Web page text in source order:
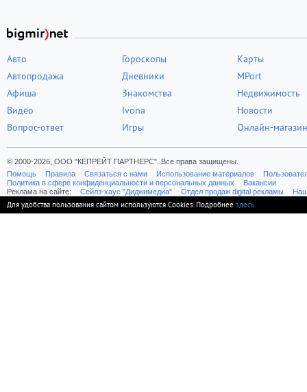
Авто
Автопродажа
Афиша
Видео
Вопрос-ответ
Гороскопы
Дневники
Знакомства
Ivona
Игры
Карты
MPort
Недвижимость
Новости
Онлайн-магазин
© 2000-2026, ООО "КЕПРЕЙТ ПАРТНЕРС". Все права защищены.
Помощь
Правила Связаться с нами Использование материалов
Политика в сфере конфиденциальности и персональных данных
Вакансии
Реклама на сайте:
Cейлз-хаус "Диджимедиа" Отдел продаж digital рекламы
Для удобства пользования сайтом используются Cookies. Подробнее здесь